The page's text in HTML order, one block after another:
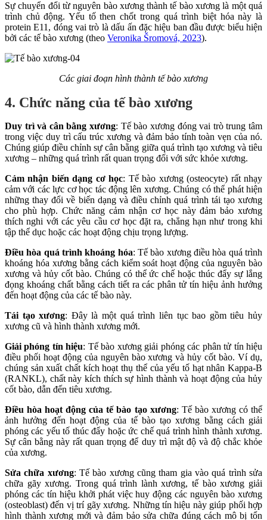
Sự chuyển đổi từ nguyên bào xương thành tế bào xương là một quá
trình chủ động. Yếu tố then chốt trong quá trình biệt hóa này là
protein E11, đóng vai trò là dấu ấn đặc hiệu ban đầu được biểu hiện
bởi các tế bào xương (theo Veronika Šromová, 2023).
Các giai đoạn hình thành tế bào xương
4. Chức năng của tế bào xương
Duy trì và cân bằng xương: Tế bào xương đóng vai trò trung tâm
trong việc duy trì cấu trúc xương và đảm bảo tính toàn vẹn của nó.
Chúng giúp điều chỉnh sự cân bằng giữa quá trình tạo xương và tiêu
xương – những quá trình rất quan trọng đối với sức khỏe xương.
Cảm nhận biến dạng cơ học: Tế bào xương (osteocyte) rất nhạy
cảm với các lực cơ học tác động lên xương. Chúng có thể phát hiện
những thay đổi về biến dạng và điều chỉnh quá trình tái tạo xương
cho phù hợp. Chức năng cảm nhận cơ học này đảm bảo xương
thích nghi với các yêu cầu cơ học đặt ra, chẳng hạn như trong khi
tập thể dục hoặc các hoạt động chịu trọng lượng.
Điều hòa quá trình khoáng hóa: Tế bào xương điều hòa quá trình
khoáng hóa xương bằng cách kiểm soát hoạt động của nguyên bào
xương và hủy cốt bào. Chúng có thể ức chế hoặc thúc đẩy sự lắng
đọng khoáng chất bằng cách tiết ra các phân tử tín hiệu ảnh hưởng
đến hoạt động của các tế bào này.
Tái tạo xương: Đây là một quá trình liên tục bao gồm tiêu hủy
xương cũ và hình thành xương mới.
Giải phóng tín hiệu: Tế bào xương giải phóng các phân tử tín hiệu
điều phối hoạt động của nguyên bào xương và hủy cốt bào. Ví dụ,
chúng sản xuất chất kích hoạt thụ thể của yếu tố hạt nhân Kappa-B
(RANKL), chất này kích thích sự hình thành và hoạt động của hủy
cốt bào, dẫn đến tiêu xương.
Điều hòa hoạt động của tế bào tạo xương: Tế bào xương có thể
ảnh hưởng đến hoạt động của tế bào tạo xương bằng cách giải
phóng các yếu tố thúc đẩy hoặc ức chế quá trình hình thành xương.
Sự cân bằng này rất quan trọng để duy trì mật độ và độ chắc khỏe
của xương.
Sửa chữa xương: Tế bào xương cũng tham gia vào quá trình sửa
chữa gãy xương. Trong quá trình lành xương, tế bào xương giải
phóng các tín hiệu khởi phát việc huy động các nguyên bào xương
(osteoblast) đến vị trí gãy xương. Những tín hiệu này giúp phối hợp
hình thành xương mới và đảm bảo sửa chữa đúng cách mô bị tổn